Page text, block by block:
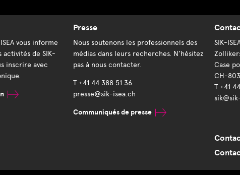
vous informe
de SIK-
inscrire avec
Presse
Nous soutenons les professionnels des
médias dans leurs recherches. N’hésitez
pas à nous contacter.
T +41 44 388 51 36
presse@sik-isea.ch
Communiqués de presse
SIK-
Case
CH-
T +41